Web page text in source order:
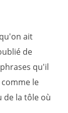
ait
de
qu'il
le
la tôle où